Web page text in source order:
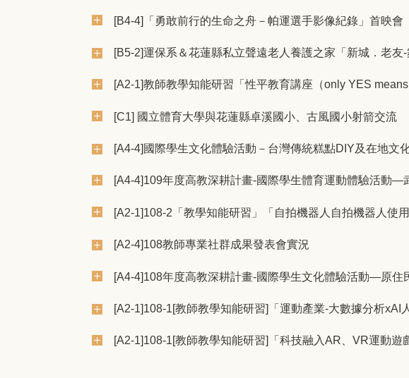
[B4-4]「勇敢前行的生命之舟－帕運選手影像紀錄」首映會
[B5-2]運保系＆花蓮縣私立聲遠老人養護之家「新城．老友
[A2-1]教師教學知能研習「性平教育講座（only YES
[C1] 國立體育大學與花蓮縣卓溪國小、古風國小射箭交流
[A4-4]國際學生文化體驗活動－台灣傳統糕點DIY及在地文
[A4-4]109年度高教深耕計畫-國際學生體育運動體驗活動—
[A2-1]108-2「教學知能研習」「自拍機器人自拍機器人使
[A2-4]108教師專業社群成果發表會實況
[A4-4]108年度高教深耕計畫-國際學生文化體驗活動—原住
[A2-1]108-1[教師教學知能研習]「運動產業-大數據分析xAI
[A2-1]108-1[教師教學知能研習]「科技融入AR、VR運動遊